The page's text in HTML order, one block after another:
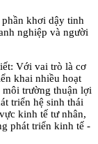
khơi dậy tinh
nghiệp và người
Với vai trò là cơ
khai nhiều hoạt
môi trường thuận lợi
triển hệ sinh thái
kinh tế tư nhân,
phát triển kinh tế -